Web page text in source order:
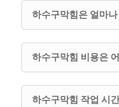
하수구막힘은 얼마
하수구막힘 비용은
하수구막힘 작업 시